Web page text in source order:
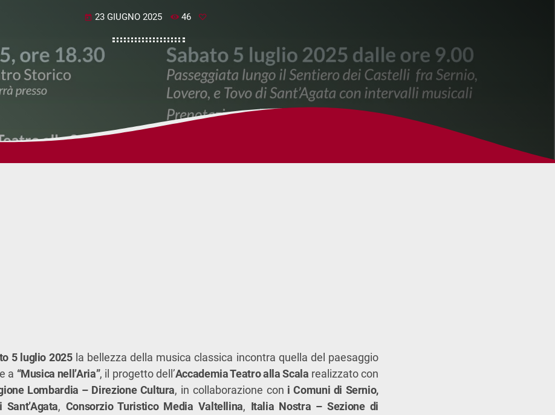
today 23 GIUGNO 2025 46
5 luglio 2025la bellezza della musica classica incontra quella del paesaggio
a “Musica nell’Aria”, il progetto dell’Accademia Teatro alla Scala realizzato con
Lombardia – Direzione Cultura, in collaborazione con i Comuni di Sernio,
, Consorzio Turistico Media Valtellina, Italia Nostra – Sezione di